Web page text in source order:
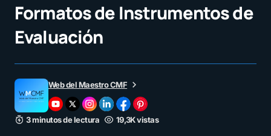
Formatos de Instrumentos de
Evaluación
Web del Maestro CMF
3 minutos de lectura 19,3K vistas